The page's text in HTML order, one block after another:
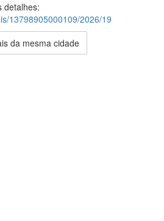
detalhes:
13798905000109/2026/19
da mesma cidade